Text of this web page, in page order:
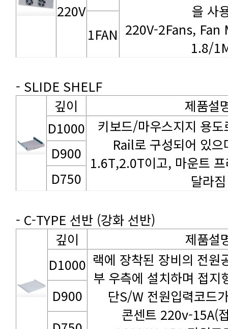
220V
을 사
1.8/
1FAN
- SLIDE SHELF
깊이
제품설
D1000
달라짐
D900
D750
- C-TYPE 선반 (강화 선반)
깊이
제품설
D1000
단S/W 전원입력코드
콘센트 220v-15A(
D900